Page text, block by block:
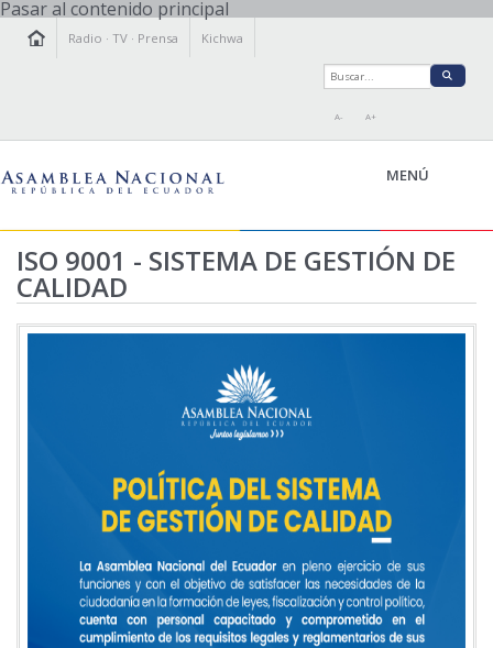
Pasar al contenido principal
Radio ·TV · Prensa Kichwa
A- A+
MENÚ
LA ASAMBLEA
LEGISLAMOS
ISO 9001 - SISTEMA DE GESTIÓN DE
CALIDAD